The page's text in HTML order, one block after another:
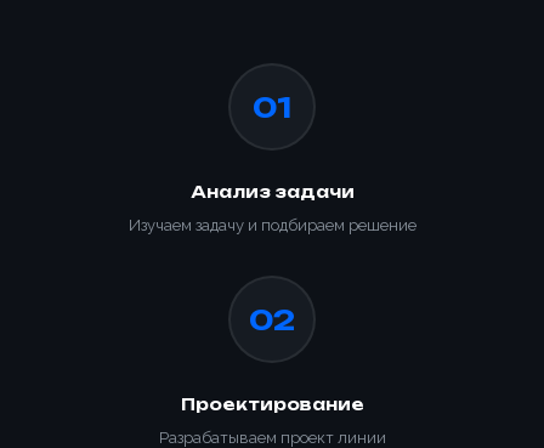
01
Анализ задачи
Изучаем задачу и подбираем решение
02
Проектирование
Разрабатываем проект линии